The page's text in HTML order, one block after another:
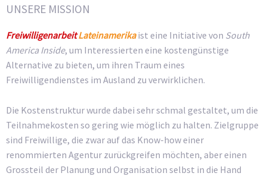
UNSERE MISSION
FreiwilligenarbeitLateinamerikaist eine Initiative von South
America Inside, um Interessierten eine kostengünstige
Alternative zu bieten, um ihren Traum eines
Freiwilligendienstes im Ausland zu verwirklichen.
Die Kostenstruktur wurde dabei sehr schmal gestaltet, um die
Teilnahmekosten so gering wie möglich zu halten. Zielgruppe
sind Freiwillige, die zwar auf das Know-how einer
renommierten Agentur zurückgreifen möchten, aber einen
Grossteil der Planung und Organisation selbst in die Hand